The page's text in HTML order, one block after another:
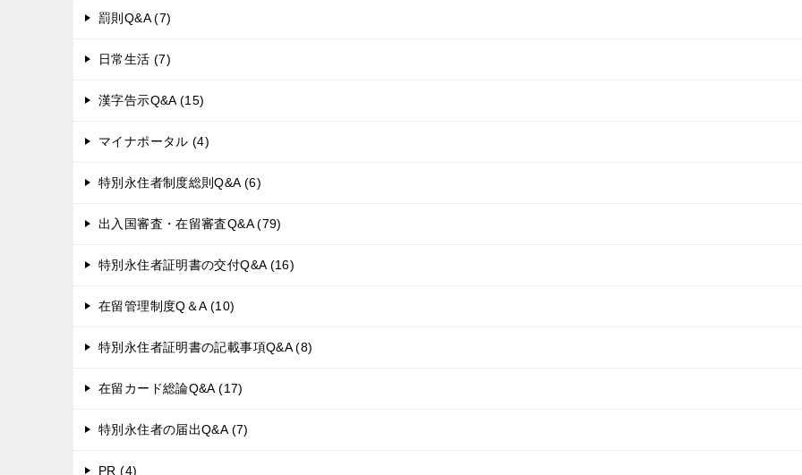
罰則Q&A (7)
日常生活 (7)
漢字告示Q&A (15)
マイナポータル (4)
特別永住者制度総則Q&A (6)
出入国審査・在留審査Q&A (79)
特別永住者証明書の交付Q&A (16)
在留管理制度Q＆A (10)
特別永住者証明書の記載事項Q&A (8)
在留カード総論Q&A (17)
特別永住者の届出Q&A (7)
PR (4)